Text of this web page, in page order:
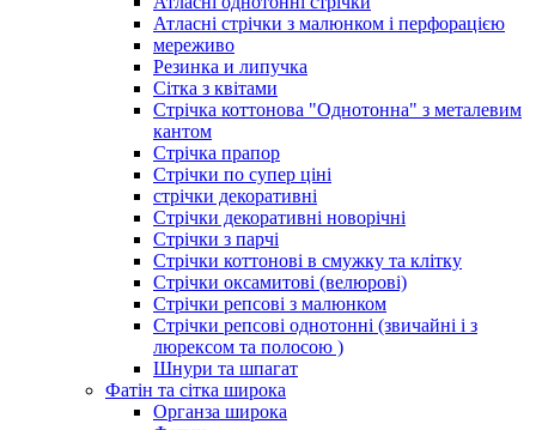
Атласні стрічки з малюнком і перфорацією
мереживо
Резинка и липучка
Сітка з квітами
Стрічка коттонова "Однотонна" з металевим
кантом
Стрічка прапор
Стрічки по супер ціні
стрічки декоративні
Стрічки декоративні новорічні
Стрічки з парчі
Стрічки коттонові в смужку та клітку
Стрічки оксамитові (велюрові)
Стрічки репсові з малюнком
Стрічки репсові однотонні (звичайні і з
люрексом та полосою )
Шнури та шпагат
Фатін та сітка широка
Органза широка